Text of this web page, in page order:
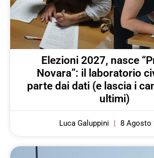
Elezioni 2027, nasce
Novara”: il laboratorio
parte dai dati (e lascia i
ultimi)
Luca Galuppini 8 Agosto